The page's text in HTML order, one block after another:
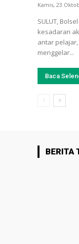
Kamis, 23
SULUT,
kesadaran
antar pelajar,
menggelar...
Baca
BERITA